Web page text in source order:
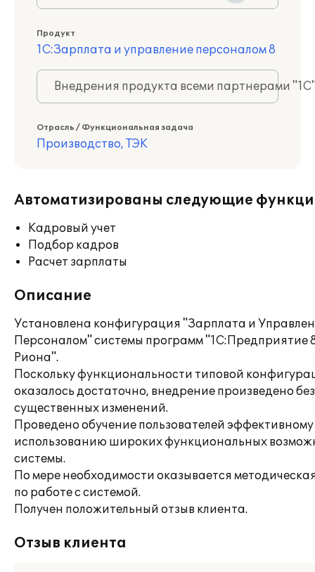
Продукт
1С:Зарплата и управление персоналом 8
Внедрения продукта всеми партнерами
Отрасль / Функциональная задача
Производство, ТЭК
Автоматизированы следующие
Кадровый учет
Подбор кадров
Расчет зарплаты
Описание
Установлена конфигурация "Зарплата и
Персоналом" системы программ "1С:Предприятие
Риона".
Поскольку функциональности типовой
оказалось достаточно, внедрение произведено без
существенных изменений.
Проведено обучение пользователей эффективному
использованию широких функциональных
системы.
По мере необходимости оказывается
по работе с системой.
Получен положительный отзыв клиента.
Отзыв клиента